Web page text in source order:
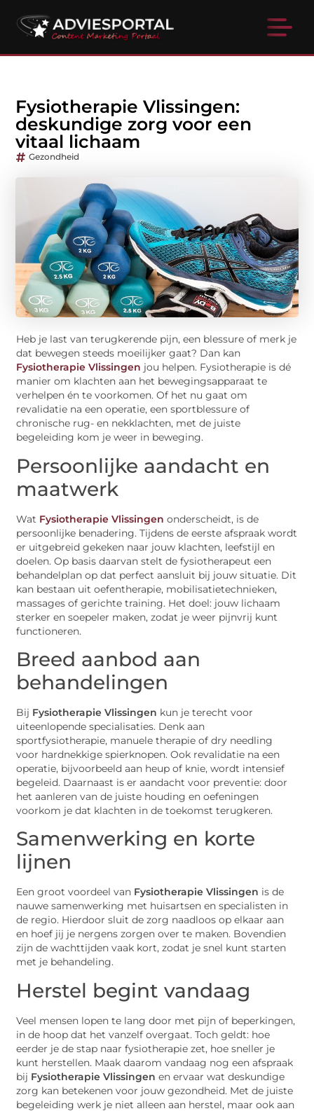
Fysiotherapie Vlissingen:
deskundige zorg voor een
vitaal lichaam
Gezondheid
Heb je last van terugkerende pijn, een blessure of merk je
dat bewegen steeds moeilijker gaat? Dan kan
Fysiotherapie Vlissingen jou helpen. Fysiotherapie is dé
manier om klachten aan het bewegingsapparaat te
verhelpen én te voorkomen. Of het nu gaat om
revalidatie na een operatie, een sportblessure of
chronische rug- en nekklachten, met de juiste
begeleiding kom je weer in beweging.
Persoonlijke aandacht en
maatwerk
Wat Fysiotherapie Vlissingen onderscheidt, is de
persoonlijke benadering. Tijdens de eerste afspraak wordt
er uitgebreid gekeken naar jouw klachten, leefstijl en
doelen. Op basis daarvan stelt de fysiotherapeut een
behandelplan op dat perfect aansluit bij jouw situatie. Dit
kan bestaan uit oefentherapie, mobilisatietechnieken,
massages of gerichte training. Het doel: jouw lichaam
sterker en soepeler maken, zodat je weer pijnvrij kunt
functioneren.
Breed aanbod aan
behandelingen
Bij Fysiotherapie Vlissingen kun je terecht voor
uiteenlopende specialisaties. Denk aan
sportfysiotherapie, manuele therapie of dry needling
voor hardnekkige spierknopen. Ook revalidatie na een
operatie, bijvoorbeeld aan heup of knie, wordt intensief
begeleid. Daarnaast is er aandacht voor preventie: door
het aanleren van de juiste houding en oefeningen
voorkom je dat klachten in de toekomst terugkeren.
Samenwerking en korte
lijnen
Een groot voordeel van Fysiotherapie Vlissingen is de
nauwe samenwerking met huisartsen en specialisten in
de regio. Hierdoor sluit de zorg naadloos op elkaar aan
en hoef jij je nergens zorgen over te maken. Bovendien
zijn de wachttijden vaak kort, zodat je snel kunt starten
met je behandeling.
Herstel begint vandaag
Veel mensen lopen te lang door met pijn of beperkingen,
in de hoop dat het vanzelf overgaat. Toch geldt: hoe
eerder je de stap naar fysiotherapie zet, hoe sneller je
kunt herstellen. Maak daarom vandaag nog een afspraak
bij Fysiotherapie Vlissingen en ervaar wat deskundige
zorg kan betekenen voor jouw gezondheid. Met de juiste
begeleiding werk je niet alleen aan herstel, maar ook aan